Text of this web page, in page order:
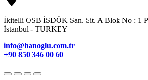
İkitelli OSB İSDÖK San. Sit. A Blok No : 1
İstanbul - TURKEY
info@hanoglu.com.tr
+90 850 346 00 60